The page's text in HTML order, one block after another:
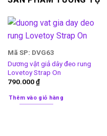
Mã SP: DVG63
Dương vật giả dây đeo rung
Lovetoy Strap On
790.000₫
Thêm vào giỏ hàng